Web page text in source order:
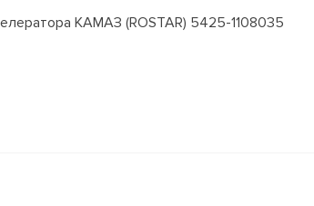
КАМАЗ (ROSTAR) 5425-1108035